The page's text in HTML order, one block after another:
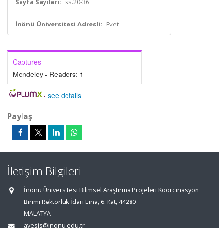
Sayfa Sayıları: ss.20-36
İnönü Üniversitesi Adresli: Evet
Captures
Mendeley - Readers: 1
- see details
Paylaş
İletişim Bilgileri
İnönü Üniversitesi Bilimsel Araştırma Projeleri Koordinasyon
Birimi Rektörlük İdari Bina, 6. Kat, 44280
MALATYA
avesis@inonu.edu.tr